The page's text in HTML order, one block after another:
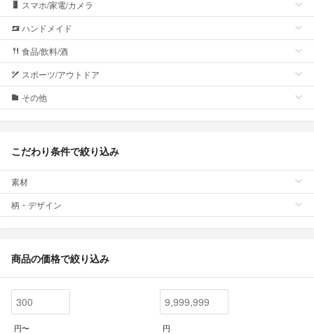
スマホ/家電/カメラ
ハンドメイド
食品/飲料/酒
スポーツ/アウトドア
その他
こだわり条件で絞り込み
素材
柄・デザイン
商品の価格で絞り込み
円〜 円